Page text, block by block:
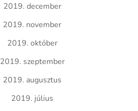
2019. december
2019. november
2019. október
2019. szeptember
2019. augusztus
2019. július